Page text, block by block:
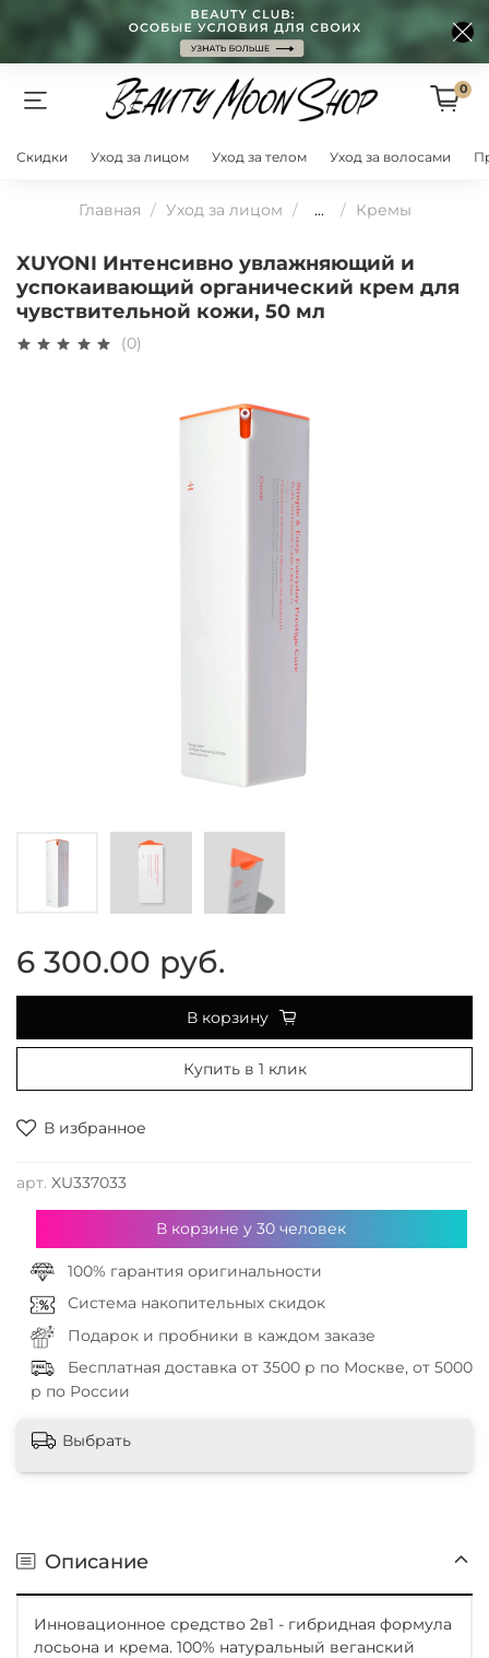
0
Скидки Уход за лицом Уход за телом Уход за волосами
Главная Уход за лицом ... Кремы
XUYONI Интенсивно увлажняющий и
успокаивающий органический крем для
чувствительной кожи, 50 мл
(0)
В избранное
арт. XU337033
6 300.00 руб.
В корзину
Купить в 1 клик
В корзине у30 человек
100% гарантия оригинальности
Система накопительных скидок
Подарок и пробники в каждом заказе
Бесплатная доставка от 3500 р по Москве, от 5000
р по России
Выбрать
Описание
Инновационное средство 2в1 - гибридная формула
лосьона и крема. 100% натуральный веганский